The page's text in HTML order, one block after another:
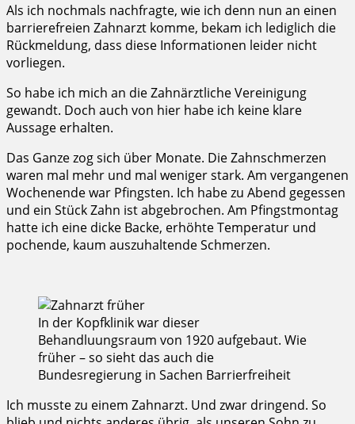
Als ich nochmals nachfragte, wie ich denn nun an einen
barrierefreien Zahnarzt komme, bekam ich lediglich die
Rückmeldung, dass diese Informationen leider nicht
vorliegen.
So habe ich mich an die Zahnärztliche Vereinigung
gewandt. Doch auch von hier habe ich keine klare
Aussage erhalten.
Das Ganze zog sich über Monate. Die Zahnschmerzen
waren mal mehr und mal weniger stark. Am vergangenen
Wochenende war Pfingsten. Ich habe zu Abend gegessen
und ein Stück Zahn ist abgebrochen. Am Pfingstmontag
hatte ich eine dicke Backe, erhöhte Temperatur und
pochende, kaum auszuhaltende Schmerzen.
In der Kopfklinik war dieser
Behandluungsraum von 1920 aufgebaut. Wie
früher – so sieht das auch die
Bundesregierung in Sachen Barrierfreiheit
Ich musste zu einem Zahnarzt. Und zwar dringend. So